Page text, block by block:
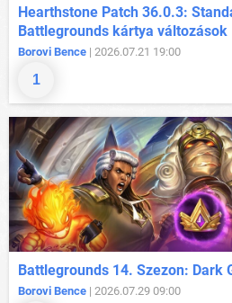
1
Hearthstone Patch 36.0.3:
Battlegrounds kártya változások
Borovi Bence | 2026.07.21 19:00
Battlegrounds 14. Szezon: Dark
Borovi Bence | 2026.07.29 09:00